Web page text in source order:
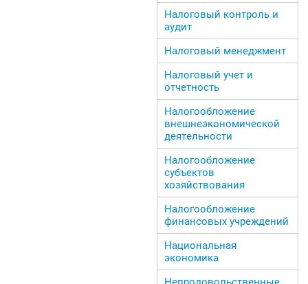
Налоговый контроль и
аудит
Налоговый менеджмент
Налоговый учет и
отчетность
Налогообложение
внешнеэкономической
деятельности
Налогообложение
субъектов
хозяйствования
Налогообложение
финансовых учреждений
Национальная
экономика